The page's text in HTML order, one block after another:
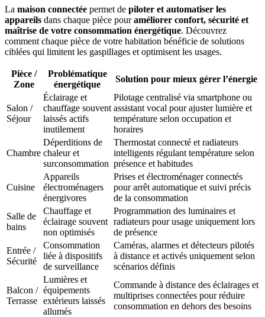
La maison connectée permet de piloter et automatiser les
appareils dans chaque pièce pouraméliorer confort, sécurité et
maîtrise de votre consommation énergétique. Découvrez
comment chaque pièce de votre habitation bénéficie de solutions
ciblées qui limitent les gaspillages et optimisent les usages.
Pièce /
Zone
Problématique
énergétique
Solution pour mieux gérer l’énergie
Salon /
Séjour
Éclairage et
chauffage souvent
laissés actifs
inutilement
Pilotage centralisé via smartphone ou
assistant vocal pour ajuster lumière et
température selon occupation et
horaires
Chambre
Déperditions de
chaleur et
surconsommation
Thermostat connecté et radiateurs
intelligents régulant température selon
présence et habitudes
Cuisine
Appareils
électroménagers
énergivores
Prises et électroménager connectés
pour arrêt automatique et suivi précis
de la consommation
Salle de
bains
Chauffage et
éclairage souvent
non optimisés
Programmation des luminaires et
radiateurs pour usage uniquement lors
de présence
Entrée /
Sécurité
Consommation
liée à dispositifs
de surveillance
Caméras, alarmes et détecteurs pilotés
à distance et activés uniquement selon
scénarios définis
Balcon /
Terrasse
Lumières et
équipements
extérieurs laissés
allumés
Commande à distance des éclairages et
multiprises connectées pour réduire
consommation en dehors des besoins